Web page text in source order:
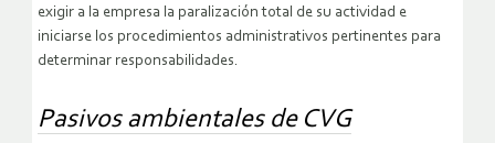
exigir a la empresa la paralización total de su actividad e
iniciarse los procedimientos administrativos pertinentes para
determinar responsabilidades.